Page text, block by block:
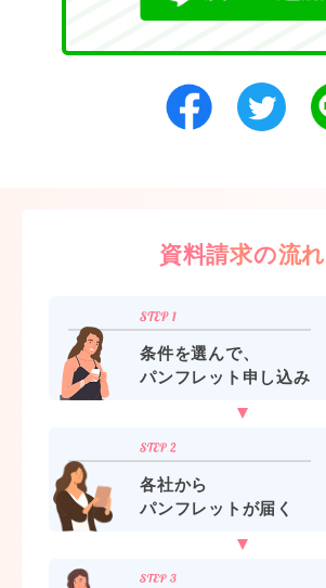
資料請求の流れ
条件を選んで、
パンフレット申し込み
各社から
パンフレットが届く